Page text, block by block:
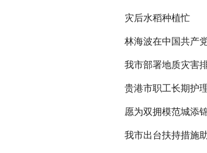
灾后水稻种植忙
我市部署地质灾害
愿为双拥模范城添
我市出台扶持措施